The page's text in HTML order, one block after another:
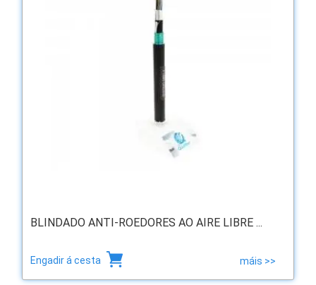
BLINDADO ANTI-ROEDORES AO AIRE LIBRE ...
Engadir á cesta máis >>